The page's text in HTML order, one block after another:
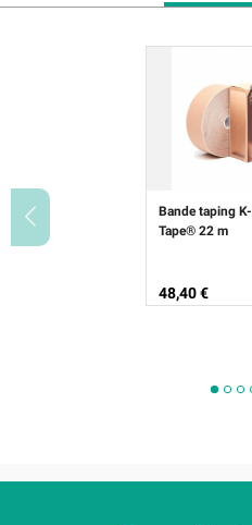
Bande taping K-
Tape® 22 m
Prix
48,40 €